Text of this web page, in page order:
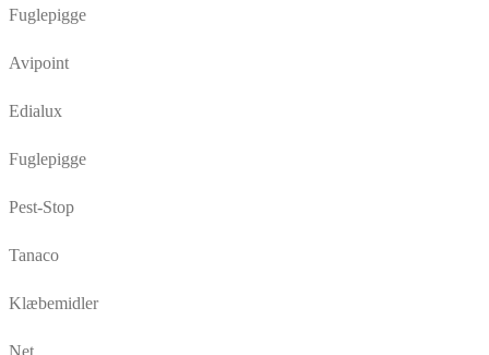
Fuglepigge
Avipoint
Edialux
Fuglepigge
Pest-Stop
Tanaco
Klæbemidler
Net